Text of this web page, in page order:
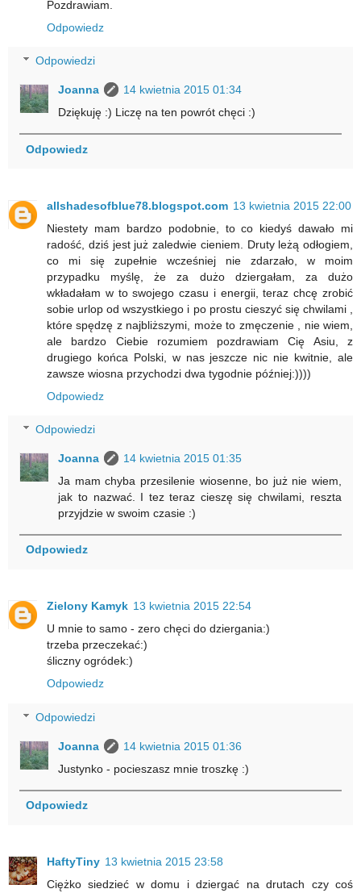
Pozdrawiam.
Odpowiedz
Odpowiedzi
Joanna
14 kwietnia 2015 01:34
Dziękuję :) Liczę na ten powrót chęci :)
Odpowiedz
allshadesofblue78.blogspot.com 13 kwietnia 2015 22:00
Niestety mam bardzo podobnie, to co kiedyś dawało mi
radość, dziś jest już zaledwie cieniem. Druty leżą odłogiem,
co mi się zupełnie wcześniej nie zdarzało, w moim
przypadku myślę, że za dużo dziergałam, za dużo
wkładałam w to swojego czasu i energii, teraz chcę zrobić
sobie urlop od wszystkiego i po prostu cieszyć się chwilami ,
które spędzę z najbliższymi, może to zmęczenie , nie wiem,
ale bardzo Ciebie rozumiem pozdrawiam Cię Asiu, z
drugiego końca Polski, w nas jeszcze nic nie kwitnie, ale
zawsze wiosna przychodzi dwa tygodnie później:))))
Odpowiedz
Odpowiedzi
Joanna
14 kwietnia 2015 01:35
Ja mam chyba przesilenie wiosenne, bo już nie wiem,
jak to nazwać. I tez teraz cieszę się chwilami, reszta
przyjdzie w swoim czasie :)
Odpowiedz
Zielony Kamyk 13 kwietnia 2015 22:54
U mnie to samo - zero chęci do dziergania:)
trzeba przeczekać:)
śliczny ogródek:)
Odpowiedz
Odpowiedzi
Joanna
14 kwietnia 2015 01:36
Justynko - pocieszasz mnie troszkę :)
Odpowiedz
HaftyTiny 13 kwietnia 2015 23:58
Ciężko siedzieć w domu i dziergać na drutach czy coś